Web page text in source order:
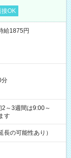
接OK
給1875円
分
～3週間は9:00～
す
の可能性あり）